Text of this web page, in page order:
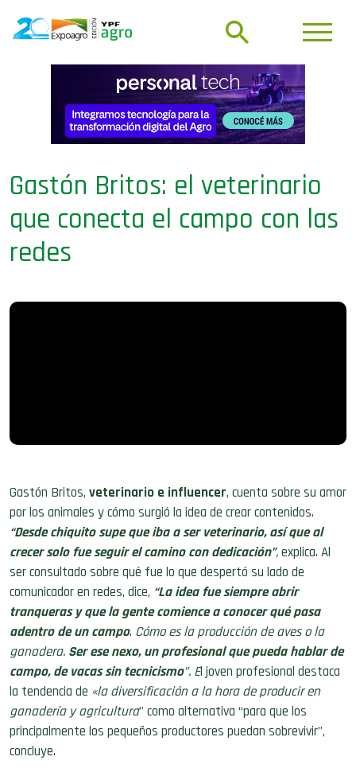
Gastón Britos: el veterinario
que conecta el campo con las
redes
Gastón Britos, veterinario e influencer, cuenta sobre su amor
por los animales y cómo surgió la idea de crear contenidos.
“Desde chiquito supe que iba a ser veterinario, así que al
crecer solo fue seguir el camino con dedicación”,explica. Al
ser consultado sobre qué fue lo que despertó su lado de
comunicador en redes, dice, “La idea fue siempre abrir
tranqueras y que la gente comience a conocer qué pasa
adentro de un campo. Cómo es la producción de aves o la
ganadera. Ser ese nexo, un profesional que pueda hablar de
campo, de vacas sin tecnicismo”. El joven profesional destaca
la tendencia de «la diversificación a la hora de producir en
ganadería y agricultura” como alternativa “para que los
principalmente los pequeños productores puedan sobrevivir”,
concluye.